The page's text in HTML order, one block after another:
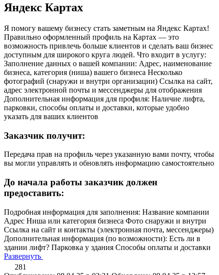
Яндекс Картах
Я помогу вашему бизнесу стать заметным на Яндекс Картах!
Правильно оформленный профиль на Картах — это
возможность привлечь больше клиентов и сделать ваш бизнес
доступным для широкого круга людей. Что входит в услугу:
Заполнение данных о вашей компании: Адрес, наименование
бизнеса, категория (ниша) вашего бизнеса Несколько
фотографий (снаружи и внутри организации) Ссылка на сайт,
адрес электронной почты и мессенджеры для отображения
Дополнительная информация для профиля: Наличие лифта,
парковки, способы оплаты и доставки, которые удобно
указать для ваших клиентов
Заказчик получит:
Передача прав на профиль через указанную вами почту, чтобы
вы могли управлять и обновлять информацию самостоятельно
До начала работы заказчик должен
предоставить:
Подробная информация для заполнения: Название компании
Адрес Ниша или категория бизнеса Фото снаружи и внутри
Ссылка на сайт и контакты (электронная почта, мессенджеры)
Дополнительная информация (по возможности): Есть ли в
здании лифт? Парковка у здания Способы оплаты и доставки
Развернуть
281